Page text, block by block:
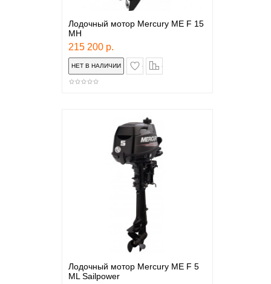
Лодочный мотор Mercury ME F 15
MH
215 200 р.
в закладки
Лодочный мотор Mercury ME F 5
ML Sailpower